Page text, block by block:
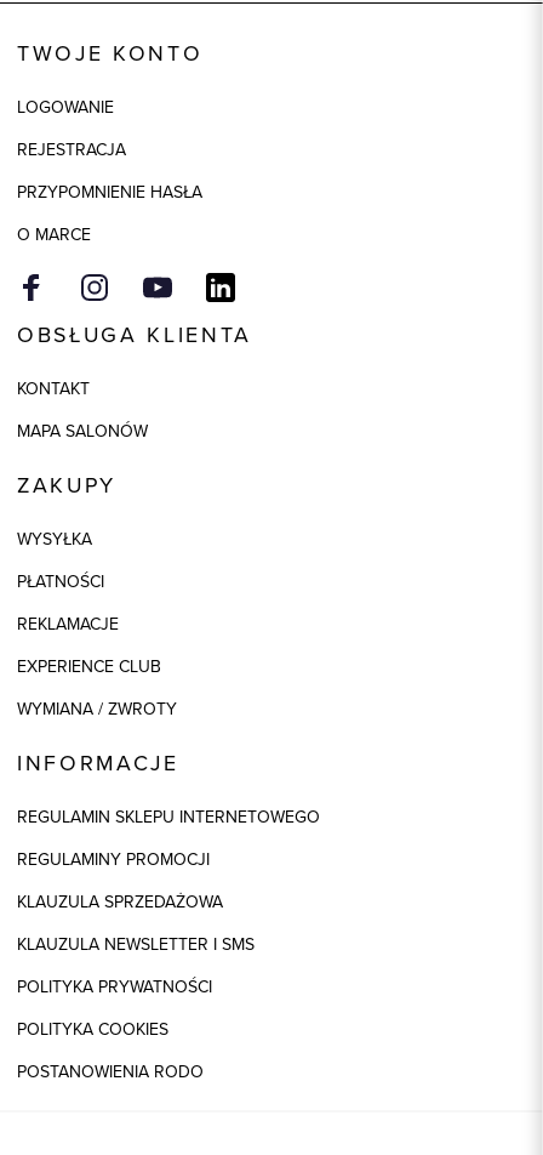
Skład tkaniny
TWOJE KONTO
LOGOWANIE
REJESTRACJA
PRZYPOMNIENIE HASŁA
O MARCE
OBSŁUGA KLIENTA
KONTAKT
MAPA SALONÓW
ZAKUPY
WYSYŁKA
PŁATNOŚCI
REKLAMACJE
EXPERIENCE CLUB
WYMIANA / ZWROTY
INFORMACJE
REGULAMIN SKLEPU INTERNETOWEGO
REGULAMINY PROMOCJI
KLAUZULA SPRZEDAŻOWA
KLAUZULA NEWSLETTER I SMS
POLITYKA PRYWATNOŚCI
POLITYKA COOKIES
POSTANOWIENIA RODO